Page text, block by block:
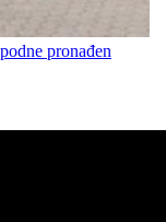
pronađen